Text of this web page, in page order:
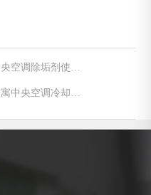
空调除垢剂使用
中央空调冷却塔